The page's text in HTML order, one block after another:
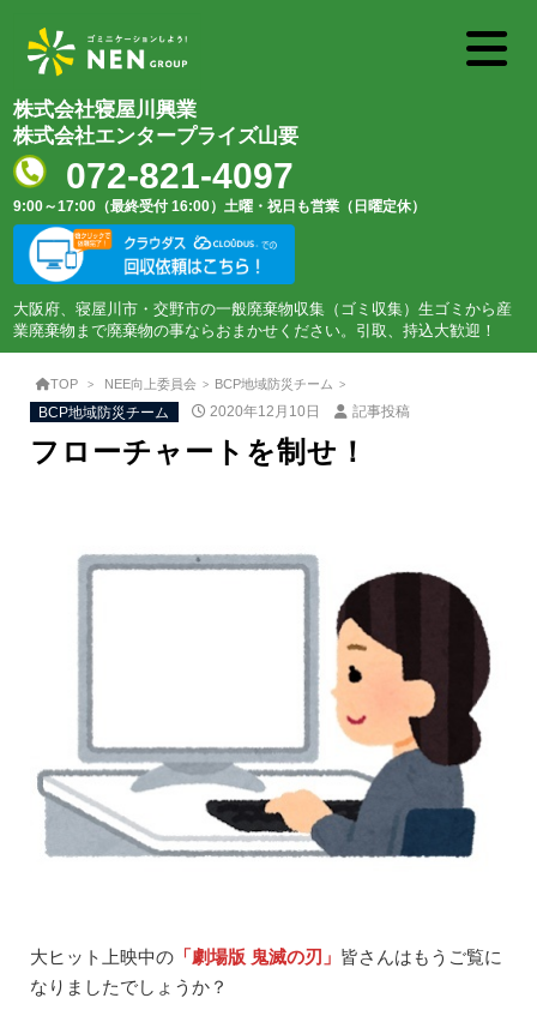
株式会社寝屋川興業
株式会社エンタープライズ山要
072-821-4097
9:00～17:00（最終受付 16:00） 土曜・祝日も営業（日曜定休）
大阪府、寝屋川市・交野市の一般廃棄物収集（ゴミ収集）生ゴミから産
業廃棄物まで廃棄物の事ならおまかせください。引取、持込大歓迎！
TOP NEE向上委員会 BCP地域防災チーム
BCP地域防災チーム 2020年12月10日 記事投稿
フローチャートを制せ！
大ヒット上映中の「劇場版 鬼滅の刃」 皆さんはもうご覧に
なりましたでしょうか？